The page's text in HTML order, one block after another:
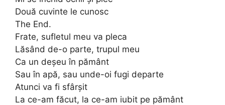
Două cuvinte le cunosc
The End.
Frate, sufletul meu va pleca
Lăsând de-o parte, trupul meu
Ca un deșeu în pământ
Sau în apă, sau unde-oi fugi departe
Atunci va fi sfârșit
La ce-am făcut, la ce-am iubit pe pământ